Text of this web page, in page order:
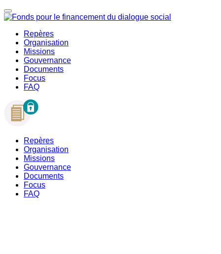
Repères
Organisation
Missions
Gouvernance
Documents
Focus
FAQ
Repères
Organisation
Missions
Gouvernance
Documents
Focus
FAQ